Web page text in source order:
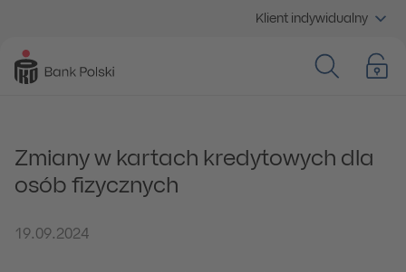
Klient indywidualny
Zmiany w kartach kredytowych dla
osób fizycznych
19.09.2024